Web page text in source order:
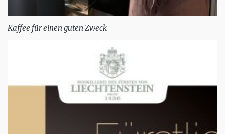
Kaffee für einen guten Zweck